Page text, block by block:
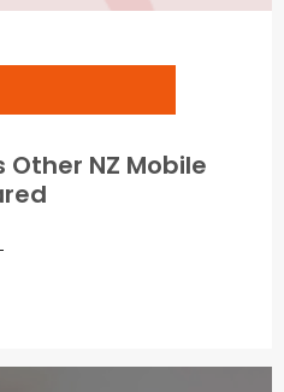
Other NZ Mobile